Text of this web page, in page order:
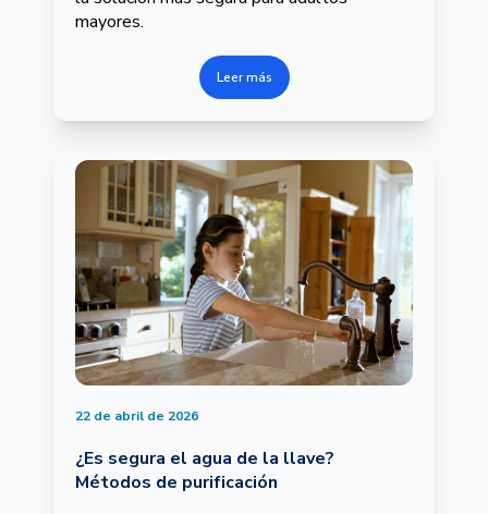
mayores.
Leer más
22 de abril de 2026
¿Es segura el agua de la llave?
Métodos de purificación